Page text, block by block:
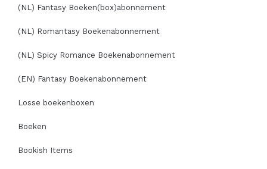
(NL) Fantasy Boeken(box)abonnement
(NL) Romantasy Boekenabonnement
(NL) Spicy Romance Boekenabonnement
(EN) Fantasy Boekenabonnement
Losse boekenboxen
Boeken
Bookish Items